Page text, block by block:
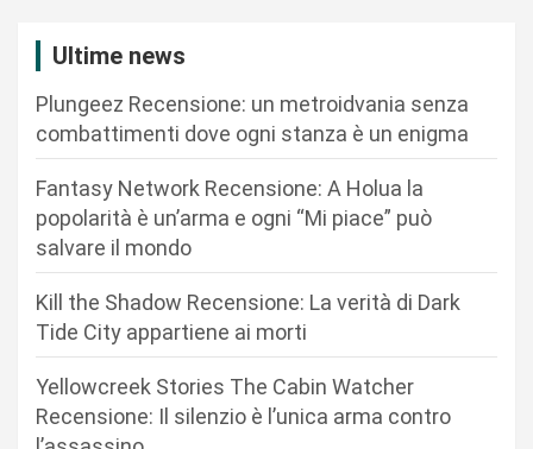
Ultime news
Plungeez Recensione: un metroidvania senza
combattimenti dove ogni stanza è un enigma
Fantasy Network Recensione: A Holua la
popolarità è un’arma e ogni “Mi piace” può
salvare il mondo
Kill the Shadow Recensione: La verità di Dark
Tide City appartiene ai morti
Yellowcreek Stories The Cabin Watcher
Recensione: Il silenzio è l’unica arma contro